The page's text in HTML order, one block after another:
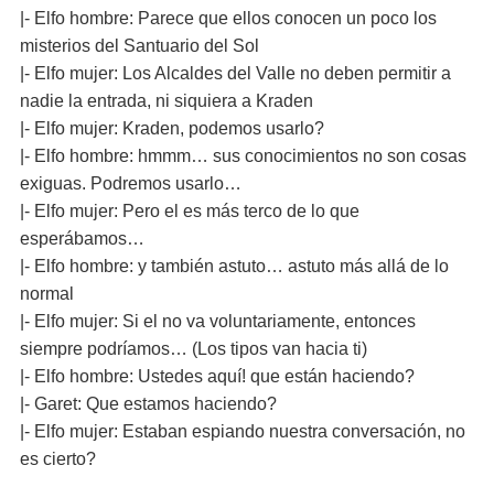
|- Elfo hombre: Parece que ellos conocen un poco los
misterios del Santuario del Sol
|- Elfo mujer: Los Alcaldes del Valle no deben permitir a
nadie la entrada, ni siquiera a Kraden
|- Elfo mujer: Kraden, podemos usarlo?
|- Elfo hombre: hmmm… sus conocimientos no son cosas
exiguas. Podremos usarlo…
|- Elfo mujer: Pero el es más terco de lo que
esperábamos…
|- Elfo hombre: y también astuto… astuto más allá de lo
normal
|- Elfo mujer: Si el no va voluntariamente, entonces
siempre podríamos… (Los tipos van hacia ti)
|- Elfo hombre: Ustedes aquí! que están haciendo?
|- Garet: Que estamos haciendo?
|- Elfo mujer: Estaban espiando nuestra conversación, no
es cierto?